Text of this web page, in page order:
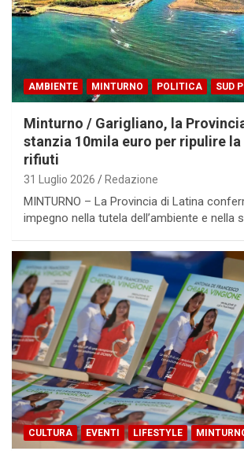
AMBIENTE MINTURNO POLITICA SUD
Minturno / Garigliano, la
stanzia 10mila euro per ripulire
rifiuti
31 Luglio 2026 Redazione
MINTURNO – La Provincia di Latina
impegno nella tutela dell’ambiente e nella
CULTURA EVENTI LIFESTYLE